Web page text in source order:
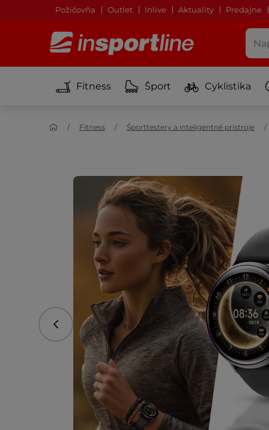
Požičovňa Outlet Inlive Aktuality Predajne
Fitness Šport Cyklistika
Fitness Športtestery a inteligentné prístroje
Predchádzajúce